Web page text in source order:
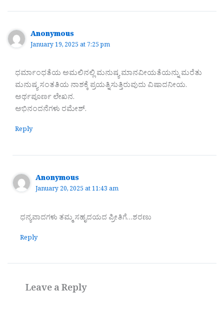
Anonymous
January 19, 2025 at 7:25 pm
ಧರ್ಮಾಂಧತೆಯ ಅಮಲಿನಲ್ಲಿ ಮನುಷ್ಯ ಮಾನವೀಯತೆಯನ್ನು ಮರೆತು
ಮನುಷ್ಯ ಸಂತತಿಯ ನಾಶಕ್ಕೆ ಪ್ರಯತ್ನಿಸುತ್ತಿರುವುದು ವಿಷಾದನೀಯ.
ಅರ್ಥಪೂರ್ಣ ಲೇಖನ.
ಅಭಿನಂದನೆಗಳು ರಮೇಶ್.
Reply
Anonymous
January 20, 2025 at 11:43 am
ಧನ್ಯವಾದಗಳು ತಮ್ಮ ಸಹೃದಯದ ಪ್ರೀತಿಗೆ…ಶರಣು
Reply
Leave a Reply